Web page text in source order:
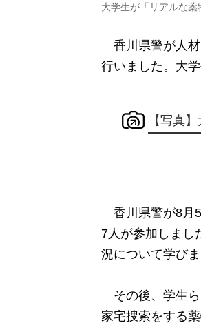
大学生が「リアルな
香川県警が人材
行いました。大
【写真
香川県警が8月5
7人が参加しまし
況について学びま
その後、学生ら
家宅捜索をする